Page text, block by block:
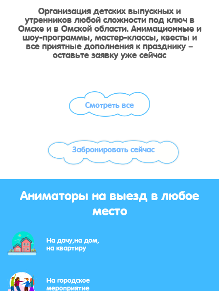
Организация детских выпускных и
утренников любой сложности под ключ в
Омске и в Омской области. Анимационные и
шоу-программы, мастер-классы, квесты и
все приятные дополнения к празднику –
оставьте заявку уже сейчас
Смотреть все
Забронировать сейчас
Аниматоры на выезд в любое
место
На дачу,на дом,
на квартиру
На городское
мероприятие